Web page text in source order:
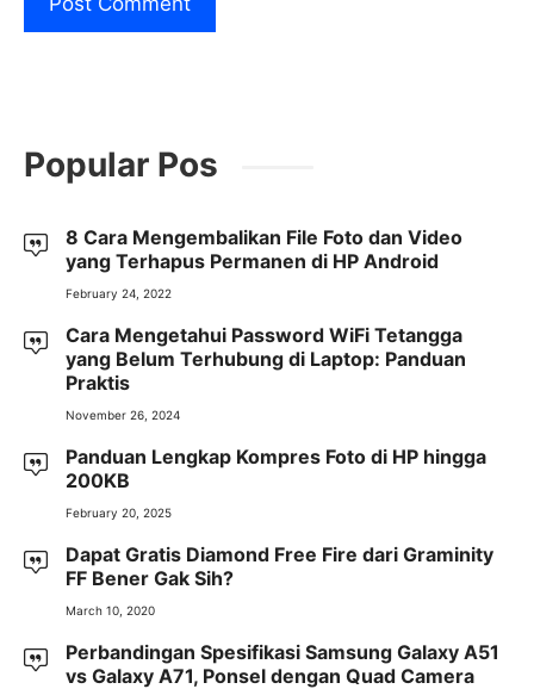
Popular Pos
8 Cara Mengembalikan File Foto dan Video
yang Terhapus Permanen di HP Android
February 24, 2022
Cara Mengetahui Password WiFi Tetangga
yang Belum Terhubung di Laptop: Panduan
Praktis
November 26, 2024
Panduan Lengkap Kompres Foto di HP hingga
200KB
February 20, 2025
Dapat Gratis Diamond Free Fire dari Graminity
FF Bener Gak Sih?
March 10, 2020
Perbandingan Spesifikasi Samsung Galaxy A51
vs Galaxy A71, Ponsel dengan Quad Camera